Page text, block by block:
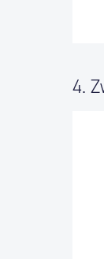
4.